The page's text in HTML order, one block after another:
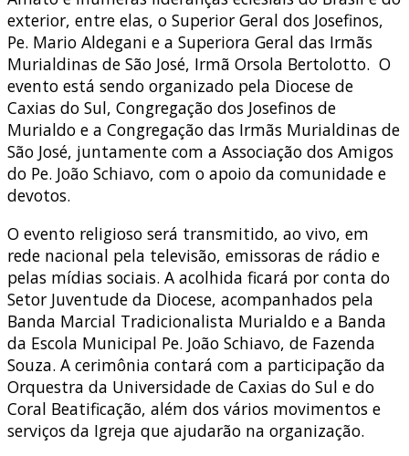
exterior, entre elas, o Superior Geral dos Josefinos,
Pe. Mario Aldegani e a Superiora Geral das Irmãs
Murialdinas de São José, Irmã Orsola Bertolotto. O
evento está sendo organizado pela Diocese de
Caxias do Sul, Congregação dos Josefinos de
Murialdo e a Congregação das Irmãs Murialdinas de
São José, juntamente com a Associação dos Amigos
do Pe. João Schiavo, com o apoio da comunidade e
devotos.
O evento religioso será transmitido, ao vivo, em
rede nacional pela televisão, emissoras de rádio e
pelas mídias sociais. A acolhida ficará por conta do
Setor Juventude da Diocese, acompanhados pela
Banda Marcial Tradicionalista Murialdo e a Banda
da Escola Municipal Pe. João Schiavo, de Fazenda
Souza. A cerimônia contará com a participação da
Orquestra da Universidade de Caxias do Sul e do
Coral Beatificação, além dos vários movimentos e
serviços da Igreja que ajudarão na organização.